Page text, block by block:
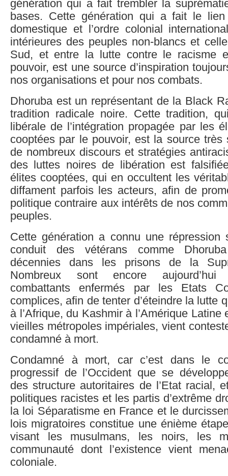
génération qui a fait trembler la
bases. Cette génération qui a fait le
domestique et l’ordre colonial
intérieures des peuples non-blancs et
Sud, et entre la lutte contre le racisme
pouvoir, est une source d’inspiration
nos organisations et pour nos combats.
Dhoruba est un représentant de la Black
tradition radicale noire. Cette tradition,
libérale de l’intégration propagée par les
cooptées par le pouvoir, est la source très
de nombreux discours et stratégies
des luttes noires de libération est
élites cooptées, qui en occultent les
diffament parfois les acteurs, afin de
politique contraire aux intérêts de nos
peuples.
Cette génération a connu une répression
conduit des vétérans comme
décennies dans les prisons de la
Nombreux sont encore
combattants enfermés par les Etats
complices, afin de tenter d’éteindre la lutte
à l’Afrique, du Kashmir à l’Amérique Latine
vieilles métropoles impériales, vient
condamné à mort.
Condamné à mort, car c’est dans le
progressif de l’Occident que se
des structure autoritaires de l’Etat racial,
politiques racistes et les partis d’extrême
la loi Séparatisme en France et le
lois migratoires constitue une énième
visant les musulmans, les noirs, les
communauté dont l’existence vient
coloniale.